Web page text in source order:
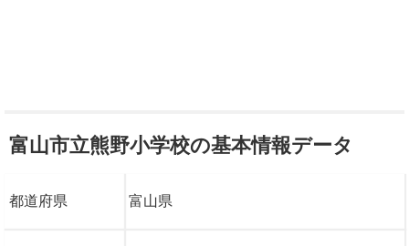
富山市立熊野小学校の基本情報データ
都道府県 富山県